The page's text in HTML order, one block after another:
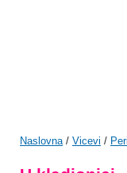
Naslovna/ Vicevi /